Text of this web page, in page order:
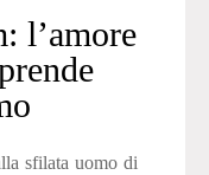
l’amore
sfilata uomo di